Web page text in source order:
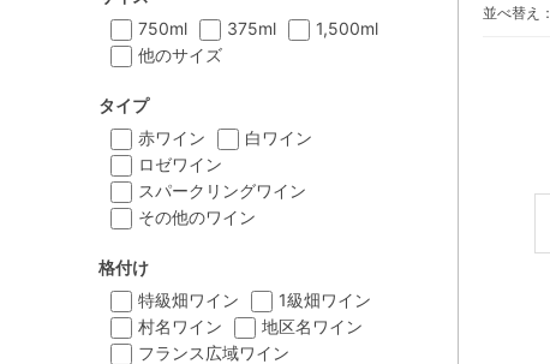
750ml
375ml
1,500ml
他のサイズ
タイプ
赤ワイン
白ワイン
ロゼワイン
スパークリングワイン
その他のワイン
格付け
特級畑ワイン
1級畑ワイン
村名ワイン
地区名ワイン
フランス広域ワイン
並べ替え：